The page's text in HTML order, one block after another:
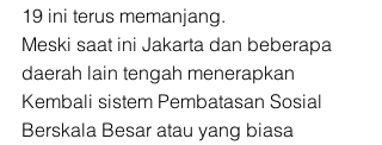
19 ini terus memanjang.
Meski saat ini Jakarta dan beberapa
daerah lain tengah menerapkan
Kembali sistem Pembatasan Sosial
Berskala Besar atau yang biasa